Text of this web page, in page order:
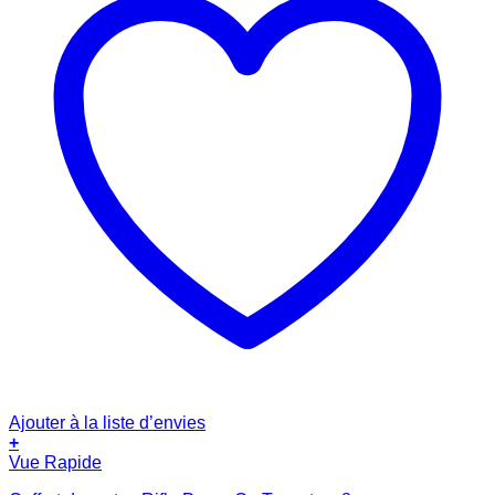
Ajouter à la liste d’envies
+
Vue Rapide